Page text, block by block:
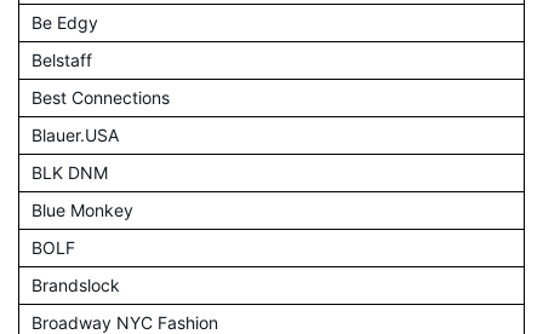
Be Edgy
Belstaff
Best Connections
Blauer.USA
BLK DNM
Blue Monkey
BOLF
Brandslock
Broadway NYC Fashion